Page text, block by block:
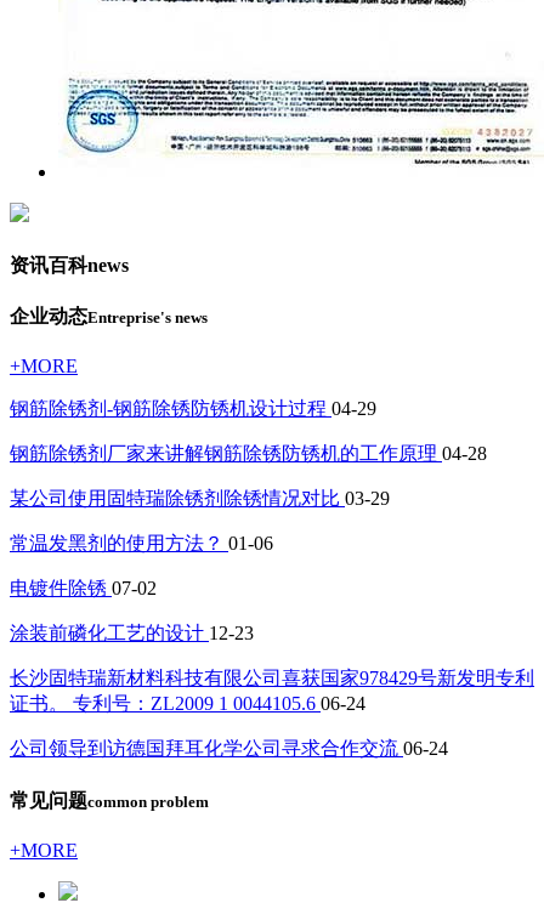
资讯百科news
企业动态Entreprise's news
+MORE
钢筋除锈剂-钢筋除锈防锈机设计过程 04-29
钢筋除锈剂厂家来讲解钢筋除锈防锈机的工作原理 04-28
某公司使用固特瑞除锈剂除锈情况对比 03-29
常温发黑剂的使用方法？ 01-06
电镀件除锈 07-02
涂装前磷化工艺的设计 12-23
长沙固特瑞新材料科技有限公司喜获国家978429号新发明专利
证书。 专利号：ZL2009 1 0044105.6 06-24
公司领导到访德国拜耳化学公司寻求合作交流 06-24
常见问题common problem
+MORE